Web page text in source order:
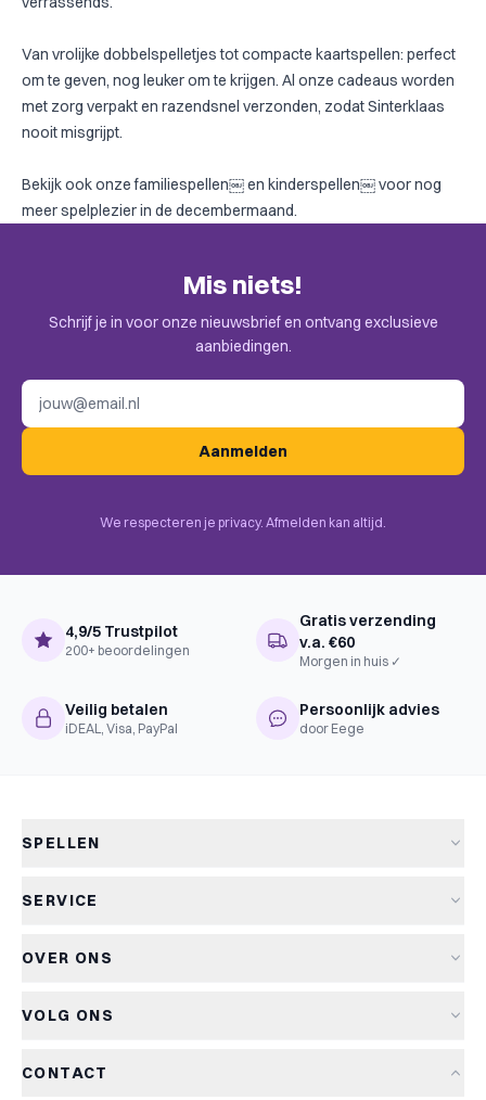
Van vrolijke dobbelspelletjestot compacte kaartspellen: perfect
om te geven, nog leuker om te krijgen. Al onze cadeaus worden
met zorg verpakt en razendsnel verzonden, zodat Sinterklaas
nooit misgrijpt.
Bekijk ook onzefamiliespellen￼en kinderspellen￼voor nog
meer spelplezier in de decembermaand.
Mis niets!
Schrijf je in voor onze nieuwsbrief en ontvang exclusieve
aanbiedingen.
Aanmelden
We respecteren je privacy. Afmelden kan altijd.
4,9/5 Trustpilot
200+ beoordelingen
Gratis verzending
v.a. €60
Morgen in huis ✓
Veilig betalen
iDEAL, Visa, PayPal
Persoonlijk advies
door Eege
SPELLEN
Nieuwe spellen
Kinderspellen
SERVICE
Retourneren
OVER ONS
Het Kapiteinsspel
VOLG ONS
CONTACT